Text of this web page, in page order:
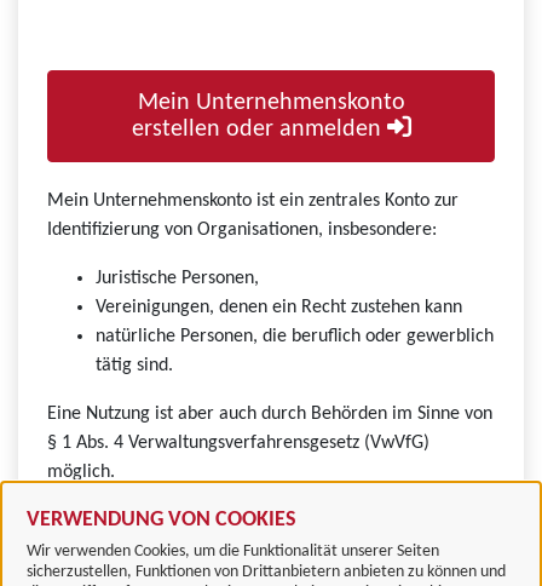
VERWENDUNG VON COOKIES
Wir verwenden Cookies, um die Funktionalität unserer Seiten
sicherzustellen, Funktionen von Drittanbietern anbieten zu können und
Mein Unternehmenskonto
erstellen oder anmelden
Mein Unternehmenskonto ist ein zentrales Konto zur
Identifizierung von Organisationen, insbesondere:
Juristische Personen,
Vereinigungen, denen ein Recht zustehen kann
natürliche Personen, die beruflich oder gewerblich
tätig sind.
Eine Nutzung ist aber auch durch Behörden im Sinne von
§ 1 Abs. 4 Verwaltungsverfahrensgesetz (VwVfG)
möglich.